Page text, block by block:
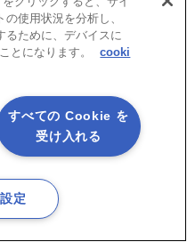
タ連携基盤 （EAI・ESB）
ウド連携基盤
業務を自動処理
治体・官公庁向け
使用状況を分析し、
るために、デバイスに
とになります。
cooki
すべての Cookie を
受け入れる
定